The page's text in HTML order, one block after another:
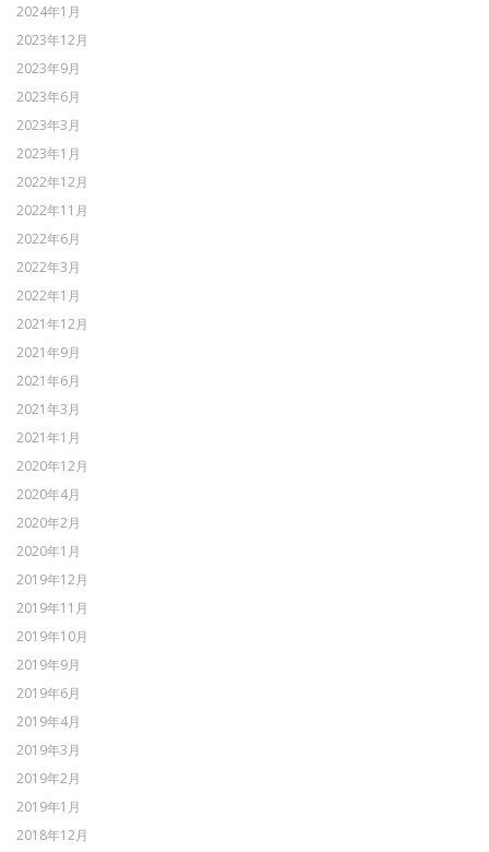
2024年1月
2023年12月
2023年9月
2023年6月
2023年3月
2023年1月
2022年12月
2022年11月
2022年6月
2022年3月
2022年1月
2021年12月
2021年9月
2021年6月
2021年3月
2021年1月
2020年12月
2020年4月
2020年2月
2020年1月
2019年12月
2019年11月
2019年10月
2019年9月
2019年6月
2019年4月
2019年3月
2019年2月
2019年1月
2018年12月